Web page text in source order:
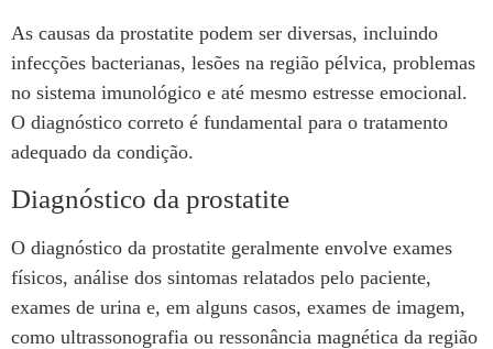
As causas da prostatite podem ser diversas, incluindo
infecções bacterianas, lesões na região pélvica, problemas
no sistema imunológico e até mesmo estresse emocional.
O diagnóstico correto é fundamental para o tratamento
adequado da condição.
Diagnóstico da prostatite
O diagnóstico da prostatite geralmente envolve exames
físicos, análise dos sintomas relatados pelo paciente,
exames de urina e, em alguns casos, exames de imagem,
como ultrassonografia ou ressonância magnética da região